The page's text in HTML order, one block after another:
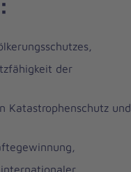
der
Katastrophenschutz und